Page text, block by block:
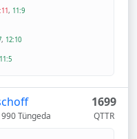
, 11:9
, 12:10
11:5
Tüngeda
1699
QTTR